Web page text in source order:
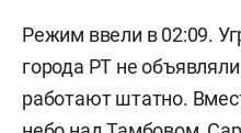
Режим ввели в 02:09.
города РТ не
работают штатно.